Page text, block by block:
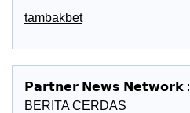
tambakbet
𝗣𝗮𝗿𝘁𝗻𝗲𝗿 𝗡𝗲𝘄𝘀 𝗡𝗲𝘁𝘄𝗼𝗿𝗸 :
BERITA CERDAS